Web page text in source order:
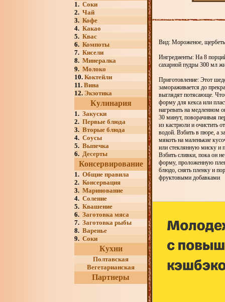
1. Соки
2. Чай
3. Кофе
4. Какао
5. Квас
6. Компоты
7. Кисели
8. Минералка
9. Молоко
10. Коктейли
11. Вина
12. Экзотика
Кулинария
1. Закуски
2. Первые блюда
3. Вторые блюда
4. Соусы
5. Выпечка
6. Десерты
Консервирование
1. Общие правила
2. Консервация
3. Маринование
4. Соление
5. Квашение
6. Заготовка мяса
7. Заготовка рыбы
8. Варенье
9. Соки
Кухни
Полтавская
Вегетарианская
Партнеры
Вид: Мороженое,
Ингредиенты: На 8
сахарной пудры 300 мл
Приготовление: Этот
замораживается до
выглядят потясающе.
форму для кекса или
нагревать на медленном
30 минут, поворачивая
из кастрюли и очистить
водой. Взбить в пюре, а
мякоть на маленькие
или стеклянную миску и
Взбить сливки, пока он
форму, проложенную
блюдо, снять пленку и
фруктовыми добавками